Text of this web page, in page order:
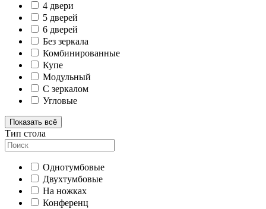
4 двери
5 дверей
6 дверей
Без зеркала
Комбинированные
Купе
Модульный
С зеркалом
Угловые
Показать всё
Тип стола
Однотумбовые
Двухтумбовые
На ножках
Конференц